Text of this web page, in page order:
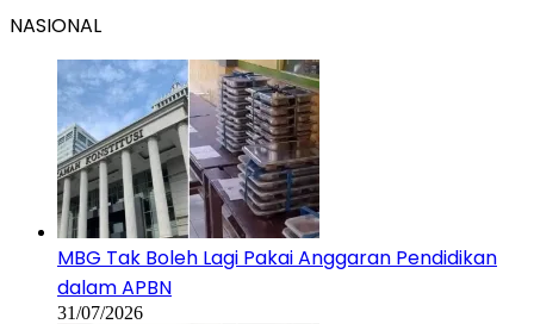
NASIONAL
MBG Tak Boleh Lagi Pakai Anggaran Pendidikan
dalam APBN
31/07/2026